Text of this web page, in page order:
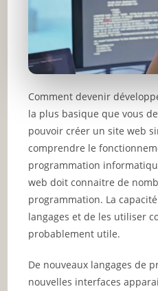
Comment devenir
la plus basique que vous
pouvoir créer un site web
comprendre le
programmation
web doit connaitre de
programmation. La
langages et de les utiliser
probablement utile.
De nouveaux langages de
nouvelles interfaces